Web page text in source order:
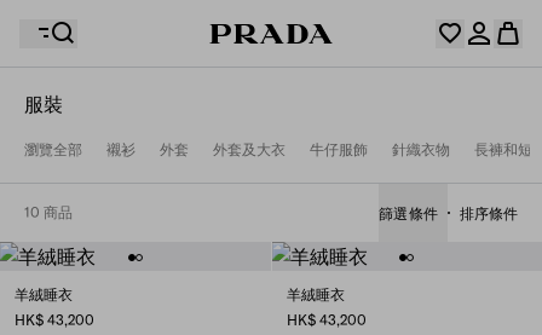
您的購物袋是空的
您的購物袋是空的
登入或註冊個人帳戶。
你的願望清單是空的。探索收藏，保存您最喜歡的物品並
服裝
瀏覽全部 襯衫 外套 外套及大衣 牛仔服飾 針織衣物 長褲和短
10 商品 篩選條件 排序條件
羊絨睡衣
HK$ 43,200
羊絨睡衣
HK$ 43,200